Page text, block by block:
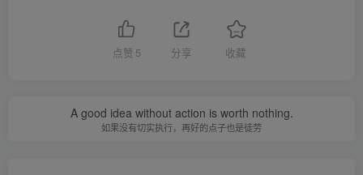
点赞 5 分享 收藏
A good idea without action is worth nothing.
如果没有切实执行，再好的点子也是徒劳